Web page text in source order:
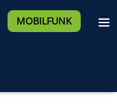
MOBILFUNK